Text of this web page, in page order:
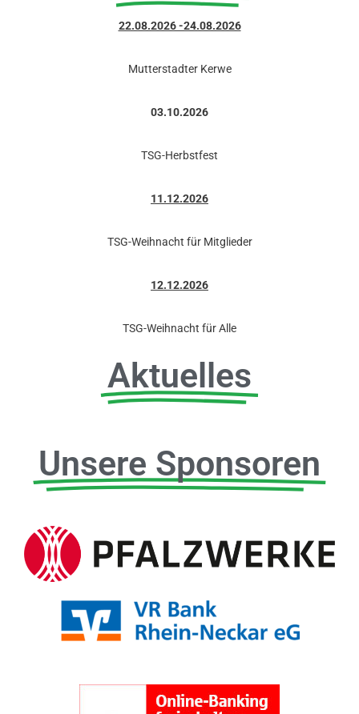
22.08.2026 -24.08.2026
Mutterstadter Kerwe
03.10.2026
TSG-Herbstfest
11.12.2026
TSG-Weihnacht für Mitglieder
12.12.2026
TSG-Weihnacht für Alle
Aktuelles
Unsere Sponsoren